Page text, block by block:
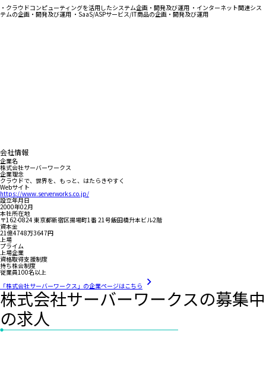
・クラウドコンピューティングを活用したシステム企画・開発及び運用 ・インターネット関連シス
テムの企画・開発及び運用 ・SaaS/ASPサービス/IT商品の企画・開発及び運用
会社情報
企業名
株式会社サーバーワークス
企業理念
クラウドで、世界を、もっと、はたらきやすく
Webサイト
https://www.serverworks.co.jp/
設立年月日
2000年02月
本社所在地
〒162-0824 東京都新宿区揚場町1番 21号飯田橋升本ビル2階
資本金
21億4748万3647円
上場
プライム
上場企業
資格取得支援制度
持ち株会制度
従業員100名以上
「株式会社サーバーワークス」の企業ページはこちら
株式会社サーバーワークスの募集中
の求人